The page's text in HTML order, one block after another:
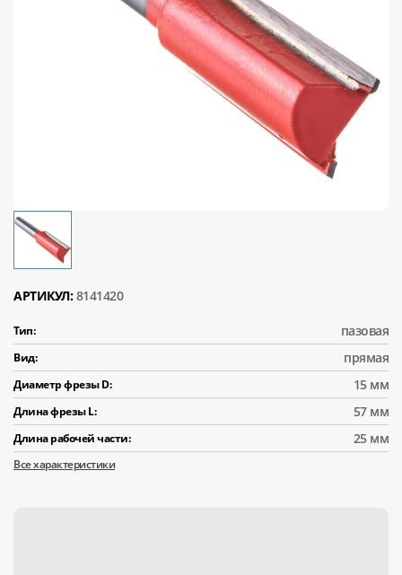
АРТИКУЛ: 8141420
Тип: пазовая
Вид: прямая
Диаметр фрезы D: 15 мм
Длина фрезы L: 57 мм
Длина рабочей части: 25 мм
Все характеристики